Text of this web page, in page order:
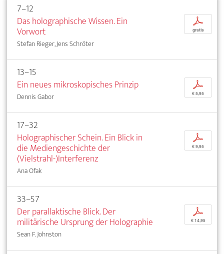
7–12
Das holographische Wissen. Ein
Vorwort
Stefan Rieger, Jens Schröter
p
gratis
13–15
Ein neues mikroskopisches Prinzip
Dennis Gabor
p
€ 5,95
17–32
Holographischer Schein. Ein Blick in
die Mediengeschichte der
(Vielstrahl-)Interferenz
Ana Ofak
p
€ 9,95
33–57
Der parallaktische Blick. Der
militärische Ursprung der Holographie
Sean F. Johnston
p
€ 14,95